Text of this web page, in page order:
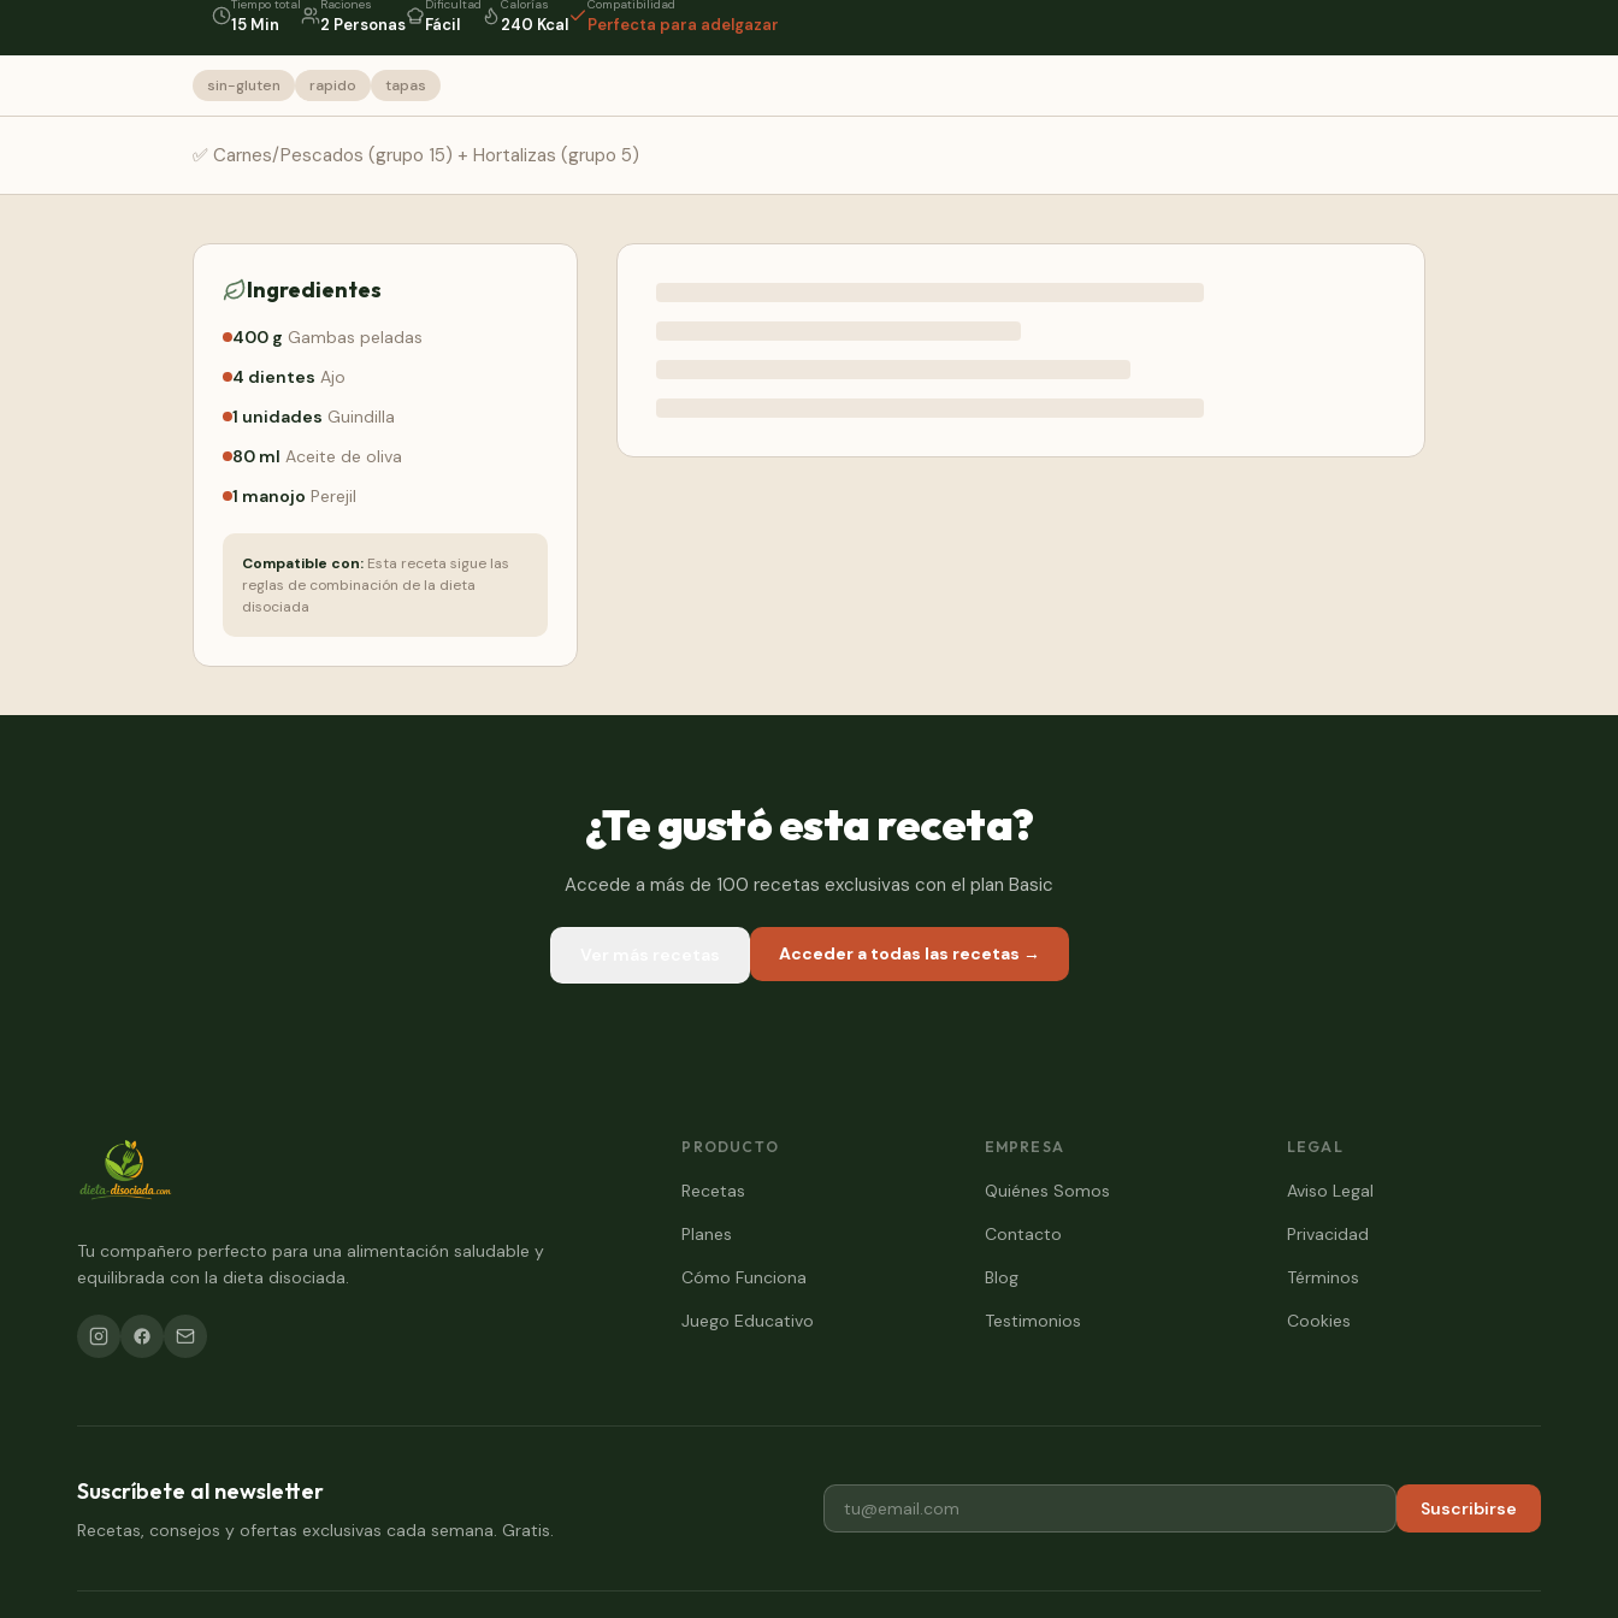
Tiempo total
15 Min
Raciones
2 Personas
Dificultad
Fácil
Calorías
240 Kcal
Compatibilidad
Perfecta para adelgazar
sin-gluten rapido tapas
✅ Carnes/Pescados (grupo 15) + Hortalizas (grupo 5)
Ingredientes
400 g Gambas peladas
4 dientes Ajo
1 unidades Guindilla
80 ml Aceite de oliva
1 manojo Perejil
Compatible con: Esta receta sigue las
reglas de combinación de la dieta
disociada
¿Te gustó esta receta?
Accede a más de 100 recetas exclusivas con el plan Basic
Acceder a todas las recetas →
Tu compañero perfecto para una alimentación saludable y
equilibrada con la dieta disociada.
PRODUCTO
Recetas
Planes
Cómo Funciona
Juego Educativo
EMPRESA
Quiénes Somos
Contacto
Blog
Testimonios
LEGAL
Aviso Legal
Privacidad
Términos
Cookies
Suscríbete al newsletter
Recetas, consejos y ofertas exclusivas cada semana. Gratis.
Suscribirse